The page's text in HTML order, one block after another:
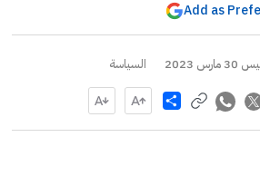
Add as
2023 السياسة
Share